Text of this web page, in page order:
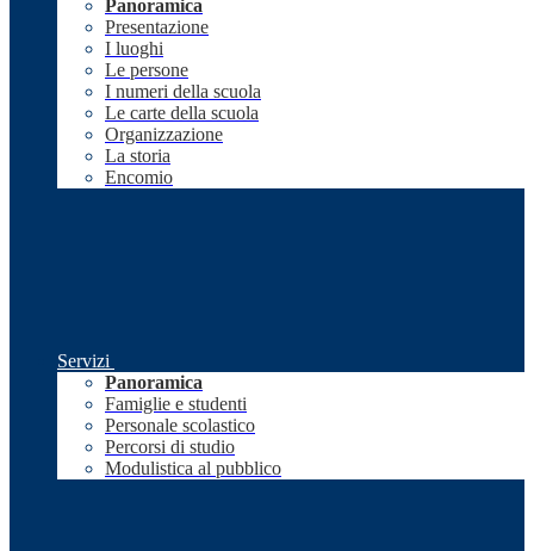
Panoramica
Presentazione
I luoghi
Le persone
I numeri della scuola
Le carte della scuola
Organizzazione
La storia
Encomio
Servizi
Panoramica
Famiglie e studenti
Personale scolastico
Percorsi di studio
Modulistica al pubblico